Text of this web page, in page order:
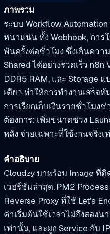
ภาพรวม
ระบบ Workflow
หนาแน่น ทั้ง Webhook, การ
พันครั้งต่อชั่วโมง ซึ่งเกินควา
Shared ได้อย่างรวดเร็ว n8n
DDR5 RAM, และ Storage
เดียว ทำให้การทำงานเสร็จ
การเรียกเก็บเงินรายชั่วโมง
ต้องการ: เพิ่มขนาดช่วง
หลัง จ่ายเฉพาะที่ใช้งานจริงเ
คำอธิบาย
Cloudzy มาพร้อม Image ที่ติ
เวอร์ชันล่าสุด, PM2
Reverse Proxy ที่ใช้ Let's
ค่าเริ่มต้นใช้เวลาไม่ถึงสองน
เท่านั้น, และผูก Service กับ